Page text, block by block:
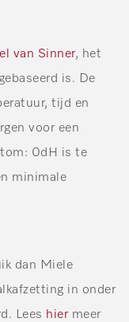
van Sinner, het
is. De
tijd en
voor een
0dH is te
minimale
dan Miele
in onder
Lees hiermeer